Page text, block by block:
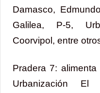
Damasco,
Galilea, P-5,
Coorvipol, entre
Pradera 7:
Urbanización El